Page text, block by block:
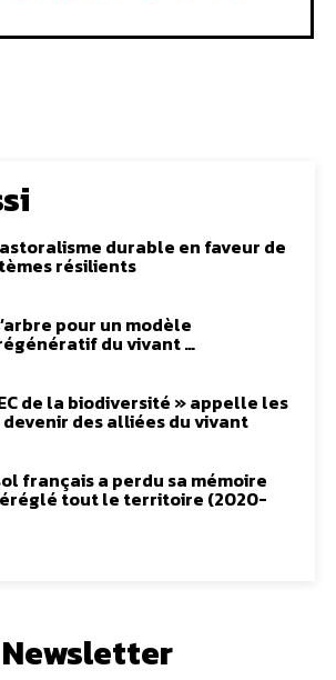
durable en faveur de
résilients
pour un modèle
du vivant …
de la biodiversité » appelle les
des alliées du vivant
français a perdu sa mémoire
tout le territoire (2020-
Newsletter